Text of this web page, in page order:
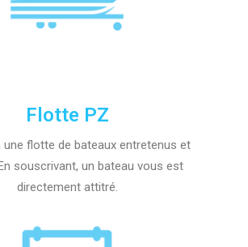
Flotte PZ
une flotte de bateaux entretenus et
souscrivant, un bateau vous est
directement attitré.